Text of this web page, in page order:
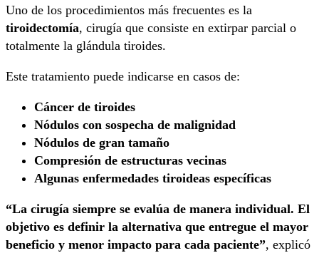
Uno de los procedimientos más frecuentes es la
tiroidectomía, cirugía que consiste en extirpar parcial o
totalmente la glándula tiroides.
Este tratamiento puede indicarse en casos de:
Cáncer de tiroides
Nódulos con sospecha de malignidad
Nódulos de gran tamaño
Compresión de estructuras vecinas
Algunas enfermedades tiroideas específicas
“La cirugía siempre se evalúa de manera individual. El
objetivo es definir la alternativa que entregue el mayor
beneficio y menor impacto para cada paciente”, explicó